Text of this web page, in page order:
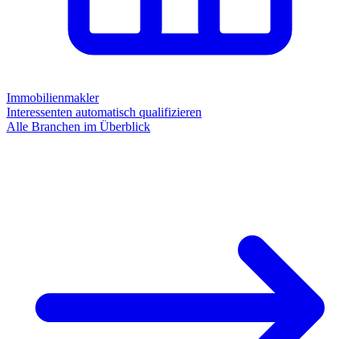
Immobilienmakler
Interessenten automatisch qualifizieren
Alle Branchen im Überblick